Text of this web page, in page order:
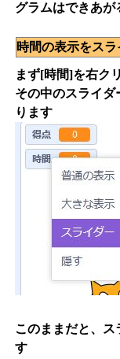
グラムはできあが
時間の表示をス
まず[時間]を右ク
その中のスライダ
ります
このままだと、ス
す